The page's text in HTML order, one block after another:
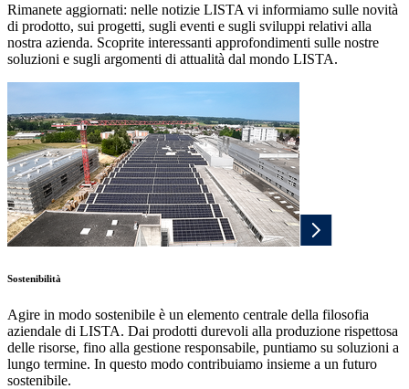
Rimanete aggiornati: nelle notizie LISTA vi informiamo sulle novità
di prodotto, sui progetti, sugli eventi e sugli sviluppi relativi alla
nostra azienda. Scoprite interessanti approfondimenti sulle nostre
soluzioni e sugli argomenti di attualità dal mondo LISTA.
Sostenibilità
Agire in modo sostenibile è un elemento centrale della filosofia
aziendale di LISTA. Dai prodotti durevoli alla produzione rispettosa
delle risorse, fino alla gestione responsabile, puntiamo su soluzioni a
lungo termine. In questo modo contribuiamo insieme a un futuro
sostenibile.